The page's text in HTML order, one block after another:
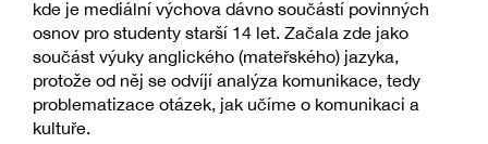
kde je mediální výchova dávno součástí povinných
osnov pro studenty starší 14 let. Začala zde jako
součást výuky anglického (mateřského) jazyka,
protože od něj se odvíjí analýza komunikace, tedy
problematizace otázek, jak učíme o komunikaci a
kultuře.